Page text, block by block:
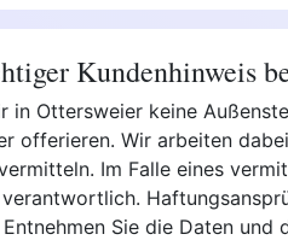
Kundenhinweis
Ottersweier keine
offerieren. Wir arbeiten
Im Falle eines
Sie die Daten